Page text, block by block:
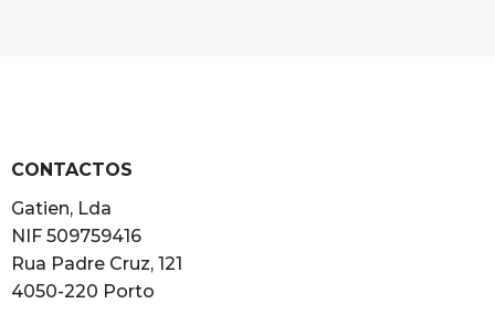
CONTACTOS
Gatien, Lda
NIF 509759416
Rua Padre Cruz, 121
4050-220 Porto